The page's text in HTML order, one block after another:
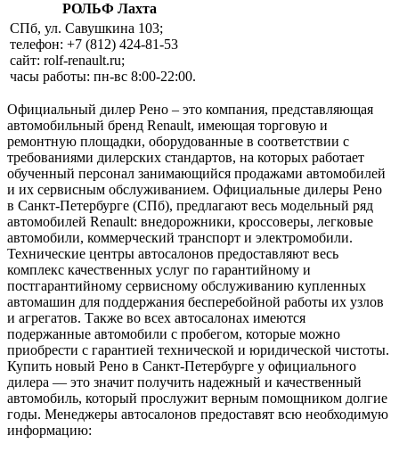
РОЛЬФ Лахта
СПб, ул. Савушкина 103;
телефон: +7 (812) 424-81-53
сайт: rolf-renault.ru;
часы работы: пн-вс 8:00-22:00.
Официальный дилер Рено – это компания, представляющая
автомобильный бренд Renault, имеющая торговую и
ремонтную площадки, оборудованные в соответствии с
требованиями дилерских стандартов, на которых работает
обученный персонал занимающийся продажами автомобилей
и их сервисным обслуживанием. Официальные дилеры Рено
в Санкт-Петербурге (СПб), предлагают весь модельный ряд
автомобилей Renault: внедорожники, кроссоверы, легковые
автомобили, коммерческий транспорт и электромобили.
Технические центры автосалонов предоставляют весь
комплекс качественных услуг по гарантийному и
постгарантийному сервисному обслуживанию купленных
автомашин для поддержания бесперебойной работы их узлов
и агрегатов. Также во всех автосалонах имеются
подержанные автомобили с пробегом, которые можно
приобрести с гарантией технической и юридической чистоты.
Купить новый Рено в Санкт-Петербурге у официального
дилера — это значит получить надежный и качественный
автомобиль, который прослужит верным помощником долгие
годы. Менеджеры автосалонов предоставят всю необходимую
информацию: